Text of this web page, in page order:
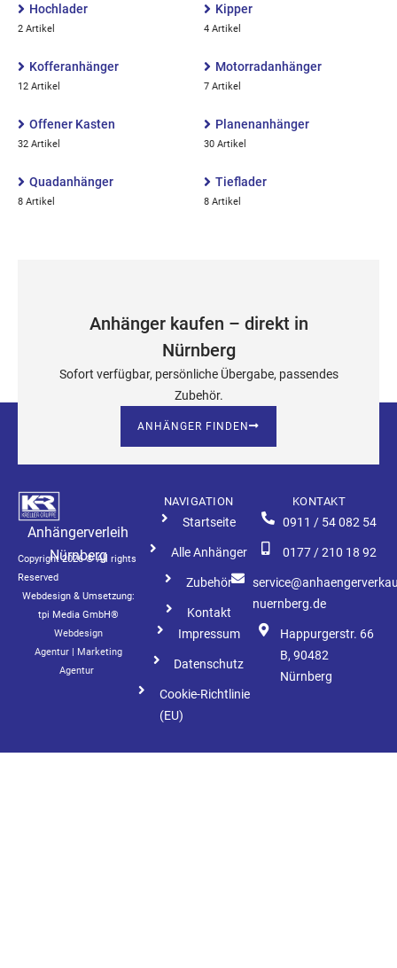
Hochlader
2 Artikel
Kipper
4 Artikel
Kofferanhänger
12 Artikel
Motorradanhänger
7 Artikel
Offener Kasten
32 Artikel
Planenanhänger
30 Artikel
Quadanhänger
8 Artikel
Tieflader
8 Artikel
Anhänger kaufen – direkt in
Nürnberg
Sofort verfügbar, persönliche Übergabe, passendes
Zubehör.
ANHÄNGER FINDEN
Anhängerverleih
Nürnberg
Copyright 2026 © All rights
Reserved
Webdesign & Umsetzung:
tpi Media GmbH®
Webdesign
Agentur|
Marketing
Agentur
NAVIGATION
Startseite
Alle Anhänger
Zubehör
Kontakt
Impressum
Datenschutz
Cookie-Richtlinie
(EU)
KONTAKT
0911 / 54 082 54
0177 / 210 18 92
nuernberg.de
Happurgerstr. 66
B, 90482
Nürnberg